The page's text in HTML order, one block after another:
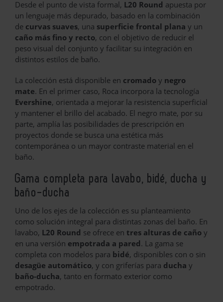
Desde el punto de vista formal, L20 Round apuesta por
un lenguaje más depurado, basado en la combinación
de curvas suaves, una superficie frontal plana y un
caño más fino y recto, con el objetivo de reducir el
peso visual del conjunto y facilitar su integración en
distintos estilos de baño.
La colección está disponible en cromado y negro
mate. En el primer caso, Roca incorpora la tecnología
Evershine, orientada a mejorar la resistencia superficial
y mantener el brillo del acabado. El negro mate, por su
parte, amplía las posibilidades de prescripción en
proyectos donde se busca una estética más
contemporánea o un mayor contraste material en el
baño.
Gama completa para lavabo, bidé, ducha y
baño-ducha
Uno de los ejes de la colección es su planteamiento
como solución integral para distintas zonas del baño. En
lavabo, L20 Round se ofrece en tres alturas de caño y
en una versión empotrada a pared. La gama se
completa con modelos para bidé, disponibles con o sin
desagüe automático, y con griferías para ducha y
baño-ducha, tanto en formato exterior como
empotrado.